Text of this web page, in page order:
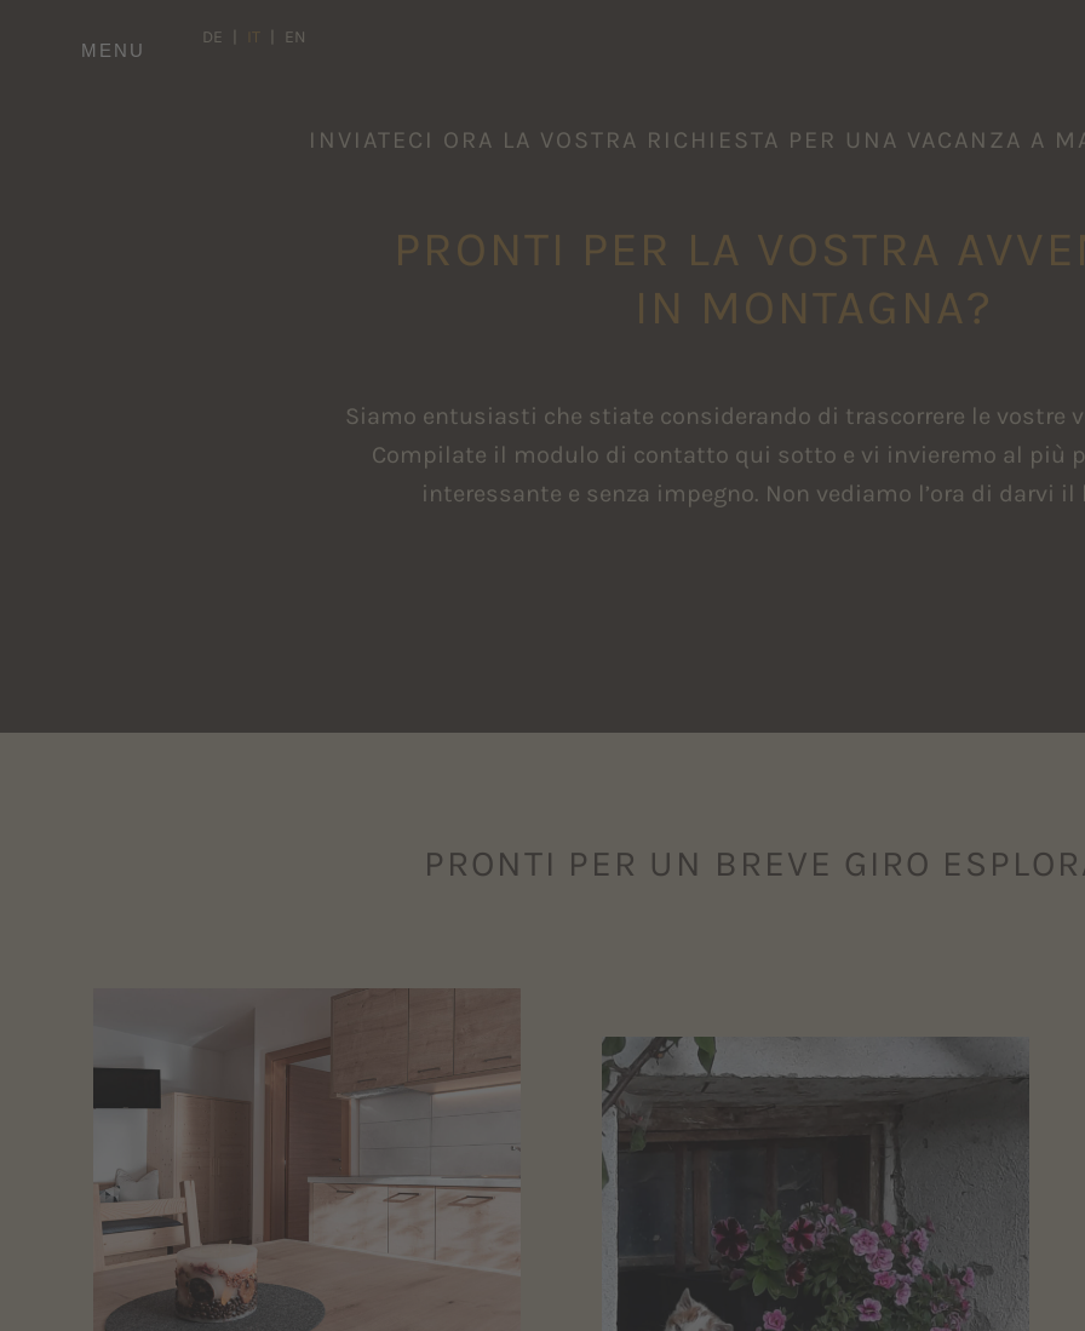
MENU
DE IT EN
INVIATECI ORA LA VOSTRA RICHIESTA PER UNA VACANZA A
PRONTI PER LA VOSTRA
IN MONTAGNA?
Siamo entusiasti che stiate considerando di trascorrere le vostre
Compilate il modulo di contatto qui sotto e vi invieremo al più
interessante e senza impegno. Non vediamo l’ora di darvi il
PRONTI PER UN BREVE GIRO